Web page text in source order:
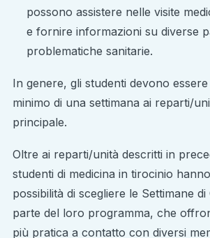
possono assistere nelle visite
e fornire informazioni su diverse
problematiche sanitarie.
In genere, gli studenti devono
minimo di una settimana ai reparti/
principale.
Oltre ai reparti/unità descritti in
studenti di medicina in tirocinio
possibilità di scegliere le Settimane
parte del loro programma, che
più pratica a contatto con diversi